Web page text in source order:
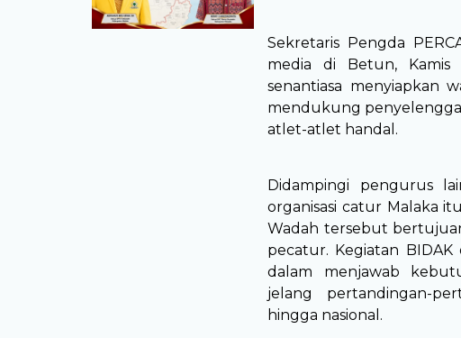
Sekretaris Pengda
media di Betun, Kamis
senantiasa menyiapkan
mendukung
atlet-atlet handal.
Didampingi pengurus
organisasi catur Malaka
Wadah tersebut
pecatur. Kegiatan BIDAK
dalam menjawab
jelang pertandingan-
hingga nasional.